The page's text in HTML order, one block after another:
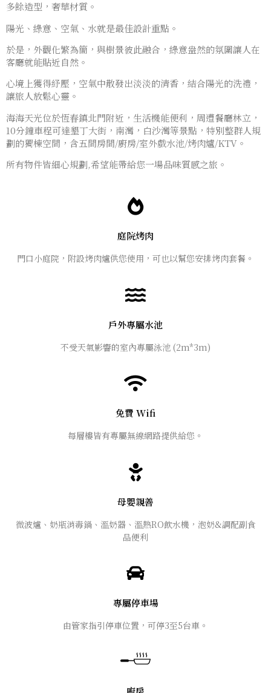
多餘造型，奢華材質。
陽光、綠意、空氣、水就是最佳設計重點。
於是，外觀化繁為簡，與樹景彼此融合，綠意盎然的氛圍讓人在
客廳就能貼近自然。
心境上獲得紓壓，空氣中散發出淡淡的清香，結合陽光的洗禮，
讓旅人放鬆心靈。​
海海天光位於恆春鎮北門附近，生活機能便利，周遭餐廳林立，
10分鐘車程可達墾丁大街，南灣，白沙灣等景點，特別整群人規
劃的獨棟空間，含五間房間/廚房/室外戲水池/烤肉爐/KTV。
所有物件皆細心規劃,希望能帶給您一場品味質感之旅。
庭院烤肉
門口小庭院，附設烤肉爐供您使用，可也以幫您安排烤肉套餐。
戶外專屬水池
不受天氣影響的室內專屬泳池 (2m*3m)
免費 Wifi
每層樓皆有專屬無線網路提供給您。
母嬰親善
微波爐、奶瓶消毒鍋、溫奶器、溫熱RO飲水機，泡奶&調配副食
品便利
專屬停車場
由管家指引停車位置，可停3至5台車。